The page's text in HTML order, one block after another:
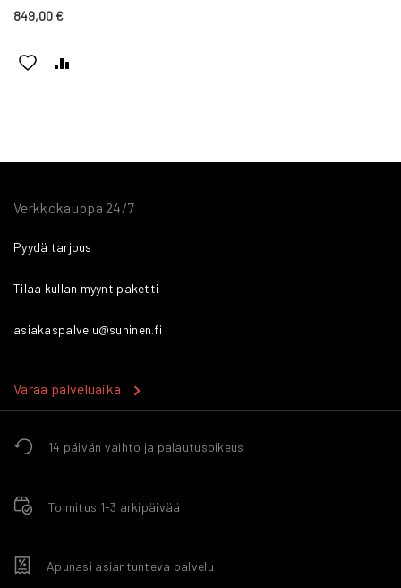
849,00 €
LISÄÄ
14 päivän vaihto ja palautusoikeus
Toimitus 1-3 arkipäivää
Apunasi asiantunteva palvelu
Verkkokauppa 24/7
Pyydä tarjous
Tilaa kullan myyntipaketti
asiakaspalvelu@suninen.fi
Varaa palveluaika